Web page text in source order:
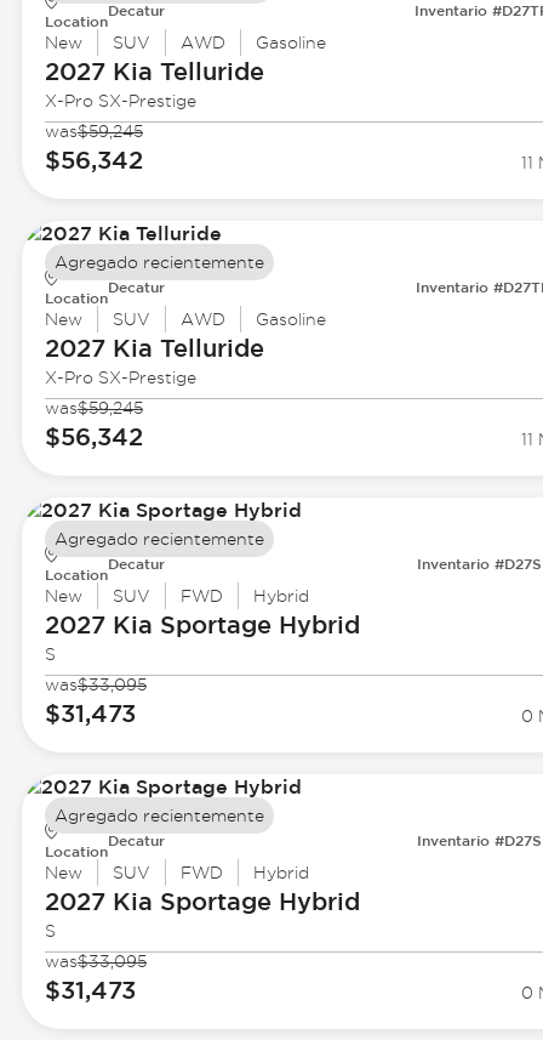
Location
Decatur Inventario
New SUV AWD Gasoline
2027 Kia Telluride
X-Pro SX-Prestige
was$59,245
$56,342 11
Location
Decatur Inventario
New SUV AWD Gasoline
2027 Kia Telluride
X-Pro SX-Prestige
was$59,245
$56,342 11
Agregado recientemente
Location
Decatur Inventario
New SUV FWD Hybrid
2027 Kia Sportage Hybrid
S
was$33,095
$31,473 0
Agregado recientemente
Location
Decatur Inventario
New SUV FWD Hybrid
2027 Kia Sportage Hybrid
S
was$33,095
$31,473 0
Agregado recientemente